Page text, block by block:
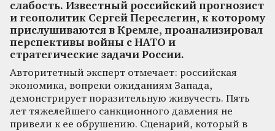
слабость. Известный российский прогнозист
и геополитик Сергей Переслегин, к которому
прислушиваются в Кремле, проанализировал
перспективы войны с НАТО и
стратегические задачи России.
Авторитетный эксперт отмечает: российская
экономика, вопреки ожиданиям Запада,
демонстрирует поразительную живучесть. Пять
лет тяжелейшего санкционного давления не
привели к ее обрушению. Сценарий, который в